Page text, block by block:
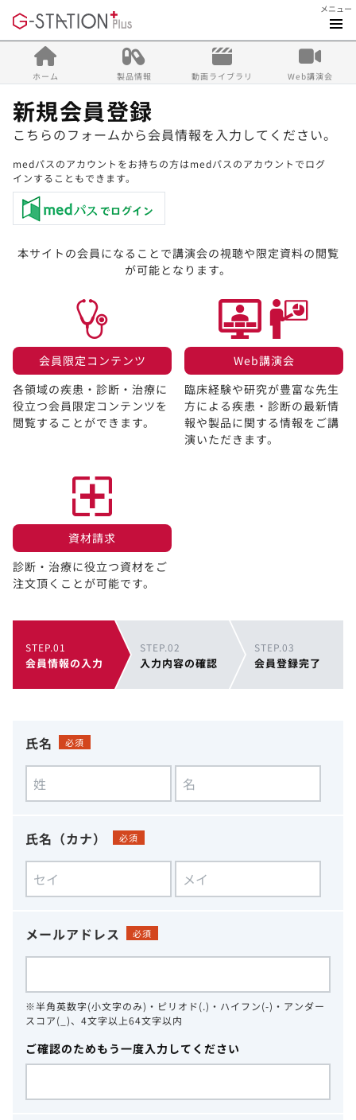
メニュー
ホーム 製品情報 動画ライブラリ Web講演会
新規会員登録
こちらのフォームから会員情報を入力してください。
medパスのアカウントをお持ちの方はmedパスのアカウントでログ
インすることもできます。
本サイトの会員になることで講演会の視聴や限定資料の閲覧
が可能となります。
会員限定コンテンツ​
各領域の疾患・診断・治療に
役立つ会員限定コンテンツを
閲覧することができます。​
Web講演会​
臨床経験や研究が豊富な先生
方による疾患・診断の最新情
報や製品に関する情報をご講
演いただきます。
資材請求​
診断・治療に役立つ資材をご
注文頂くことが可能です。
STEP.01
会員情報の入力
STEP.02
入力内容の確認
STEP.03
会員登録完了
氏名 必須
氏名（カナ） 必須
メールアドレス 必須
※半角英数字(小文字のみ)・ピリオド(.)・ハイフン(-)・アンダー
スコア(_)、4文字以上64文字以内
ご確認のためもう一度入力してください